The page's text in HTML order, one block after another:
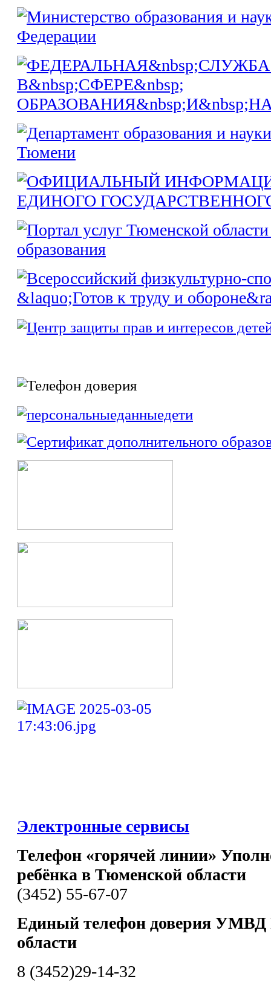
Электронные сервисы
Телефон «горячей линии»
ребёнка в Тюменской области
(3452) 55-67-07
Единый телефон доверия УМВД
области
8 (3452)29-14-32